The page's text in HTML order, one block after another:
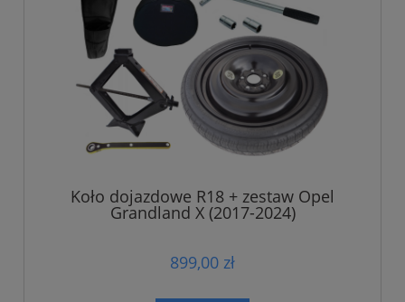
Koło dojazdowe R18 + zestaw Opel
Grandland X (2017-2024)
899,00 zł